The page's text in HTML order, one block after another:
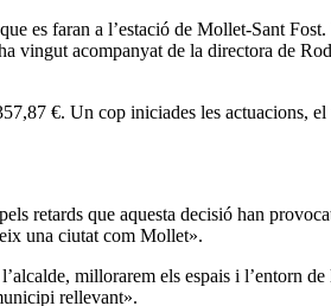
es faran a l’estació de Mollet-Sant
vingut acompanyat de la directora de
€. Un cop iniciades les actuacions,
retards que aquesta decisió han
una ciutat com Mollet».
millorarem els espais i l’entorn de
rellevant».